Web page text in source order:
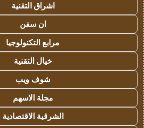
اشراق التقنية
ان سفن
مرابع التكنولوجيا
خيال التقنية
شوف ويب
مجلة الاسهم
الشرقية الاقتصادية